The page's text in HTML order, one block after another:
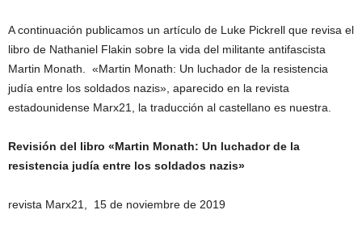
A continuación publicamos un artículo de Luke Pickrell que revisa el
libro de Nathaniel Flakin sobre la vida del militante antifascista
Martin Monath. «Martin Monath: Un luchador de la resistencia
judía entre los soldados nazis», aparecido en la revista
estadounidense Marx21, la traducción al castellano es nuestra.
Revisión del libro «Martin Monath: Un luchador de la
resistencia judía entre los soldados nazis»
revista Marx21, 15 de noviembre de 2019